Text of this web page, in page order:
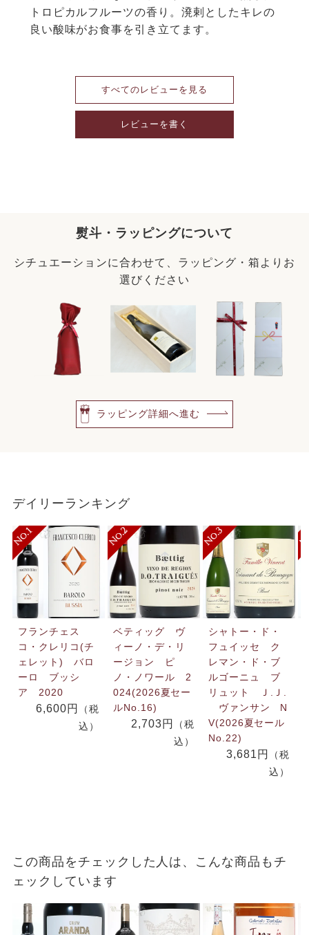
トロピカルフルーツの香り。溌剌としたキレの
良い酸味がお食事を引き立てます。
すべてのレビューを見る
レビューを書く
熨斗・ラッピングについて
シチュエーションに合わせて、ラッピング・箱よりお
選びください
ラッピング詳細へ進む
デイリーランキング
フランチェス
コ・クレリコ(チ
ェレット) バロ
ーロ ブッシ
ア 2020
6,600円
（税
込）
ベティッグ ヴ
ィーノ・デ・リ
ージョン ピ
ノ・ノワール 2
024(2026夏セー
ルNo.16)
2,703円
（税
込）
シャトー・ド・
フュイッセ ク
レマン・ド・ブ
ルゴーニュ ブ
リュット Ｊ.Ｊ.
ヴァンサン N
V(2026夏セール
No.22)
3,681円
（税
込）
この商品をチェックした人は、こんな商品もチ
ェックしています